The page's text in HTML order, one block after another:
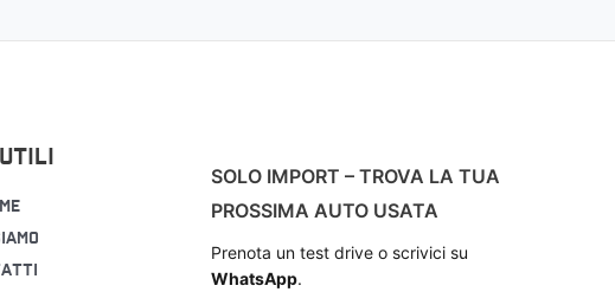
Utili
SOLO IMPORT – TROVA LA TUA
PROSSIMA AUTO USATA
Prenota un test drive o scrivici su
WhatsApp.